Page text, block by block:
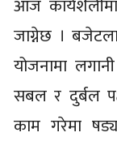
आज
जाग्नेछ ।
योजनामा
सबल र दुर्बल
काम गरेमा